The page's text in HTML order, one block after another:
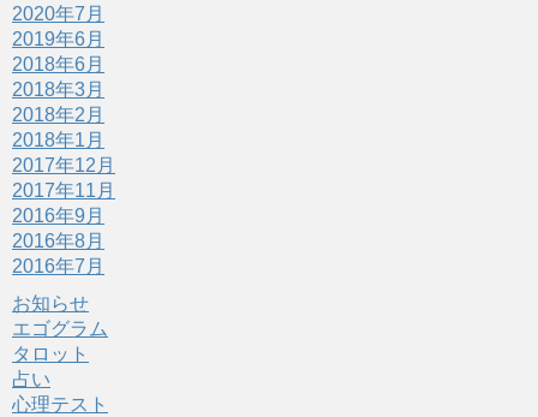
2020年7月
2019年6月
2018年6月
2018年3月
2018年2月
2018年1月
2017年12月
2017年11月
2016年9月
2016年8月
2016年7月
お知らせ
エゴグラム
タロット
占い
心理テスト